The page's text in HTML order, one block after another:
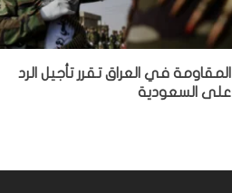
المقاومة في العراق تقرر تأجيل الرد
على السعودية